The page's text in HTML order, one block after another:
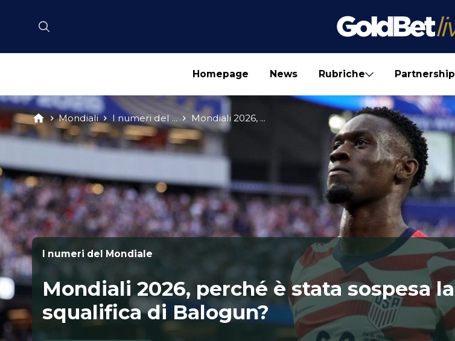
Homepage News Rubriche Partnership
Mondiali I numeri del ... Mondiali 2026, ...
I numeri del Mondiale
Mondiali 2026, perché è stata sospesa la
squalifica di Balogun?